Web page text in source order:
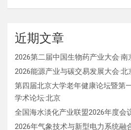
近期文章
2026第二届中国生物药产业大会·南
2026能源产业与碳交易发展大会·北
第四届北京大学老年健康论坛暨第
学术论坛·北京
全国海水淡化产业联盟2026年度会
2026年气象技术与新型电力系统融